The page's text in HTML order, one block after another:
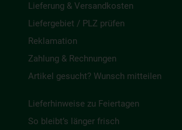
Lieferung & Versandkosten
Liefergebiet / PLZ prüfen
Reklamation
Zahlung & Rechnungen
Artikel gesucht? Wunsch mitteilen
Lieferhinweise zu Feiertagen
So bleibt’s länger frisch